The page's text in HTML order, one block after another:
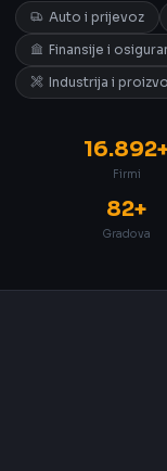
Auto i prijevoz
Finansije i
Industrija i
Firmi
82+
Gradova